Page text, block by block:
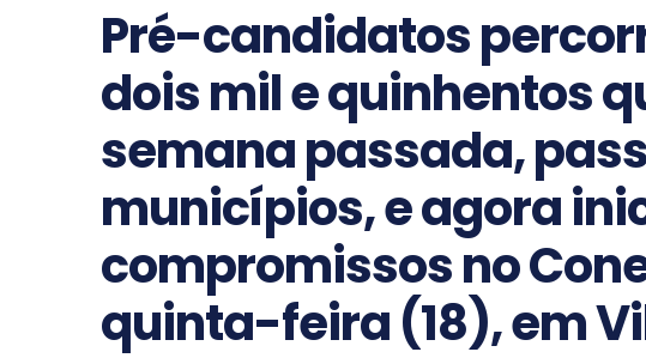
Pré-candidatos
dois mil e quinhentos
semana passada,
municípios, e agora
compromissos no
quinta-feira (18), em